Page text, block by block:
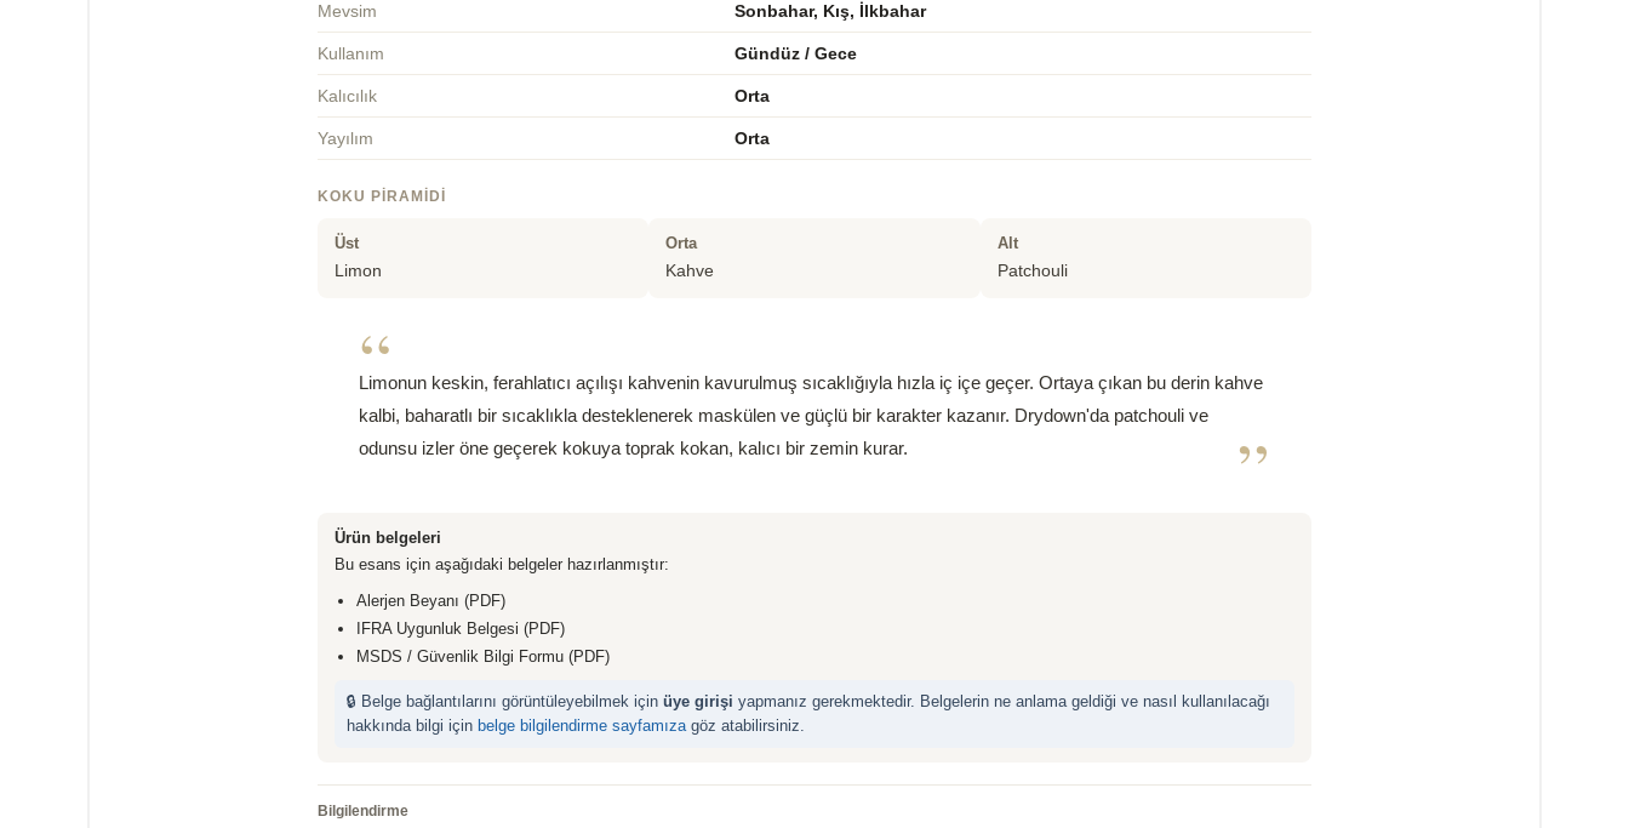
Mevsim Sonbahar, Kış, İlkbahar
Kullanım Gündüz / Gece
Kalıcılık Orta
Yayılım Orta
KOKU PIRAMIDI
Üst
Limon
Orta
Kahve
Alt
Patchouli
“
Limonun keskin, ferahlatıcı açılışı kahvenin kavurulmuş sıcaklığıyla hızla iç içe geçer. Ortaya çıkan bu derin kahve
kalbi, baharatlı bir sıcaklıkla desteklenerek maskülen ve güçlü bir karakter kazanır. Drydown'da patchouli ve
odunsu izler öne geçerek kokuya toprak kokan, kalıcı bir zemin kurar.
”
Ürün belgeleri
Bu esans için aşağıdaki belgeler hazırlanmıştır:
Alerjen Beyanı (PDF)
IFRA Uygunluk Belgesi (PDF)
MSDS / Güvenlik Bilgi Formu (PDF)
🔒 Belge bağlantılarını görüntüleyebilmek için üye girişi yapmanız gerekmektedir. Belgelerin ne anlama geldiği ve nasıl kullanılacağı
hakkında bilgi için belge bilgilendirme sayfamızagöz atabilirsiniz.
Bilgilendirme